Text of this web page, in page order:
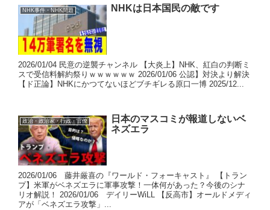
NHK事件・NHK問題 NHKは日本国民の敵です
2026/01/04 民意の逆襲チャンネル 【大炎上】NHK、紅白の判断ミ
スで受信料解約祭りｗｗｗｗｗｗ 2026/01/06 公認】対決より解決
【ド正論】NHKにかつてないほどブチギレる原口一博 2025/12...
政治・政治家・行政・官僚
日本のマスコミが報道しないベ
ネズエラ
2026/01/06 藤井厳喜の『ワールド・フォーキャスト』 【トラン
プ】米軍がベネズエラに軍事攻撃！一体何があった？今後のシナ
リオ解説！ 2026/01/06 デイリーWiLL 【反高市】オールドメディ
アが「ベネズエラ攻撃」...